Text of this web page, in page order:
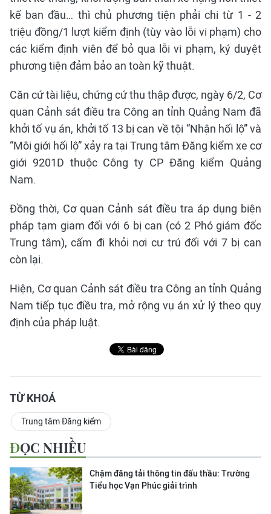
kế ban đầu… thì chủ phương tiện phải chi từ 1 - 2
triệu đồng/1 lượt kiểm định (tùy vào lỗi vi phạm) cho
các kiểm định viên để bỏ qua lỗi vi phạm, ký duyệt
phương tiện đảm bảo an toàn kỹ thuật.
Căn cứ tài liệu, chứng cứ thu thập được, ngày 6/2, Cơ
quan Cảnh sát điều tra Công an tỉnh Quảng Nam đã
khởi tố vụ án, khởi tố 13 bị can về tội “Nhận hối lộ” và
“Môi giới hối lộ” xảy ra tại Trung tâm Đăng kiểm xe cơ
giới 9201D thuộc Công ty CP Đăng kiểm Quảng
Nam.
Đồng thời, Cơ quan Cảnh sát điều tra áp dụng biện
pháp tạm giam đối với 6 bị can (có 2 Phó giám đốc
Trung tâm), cấm đi khỏi nơi cư trú đối với 7 bị can
còn lại.
Hiện, Cơ quan Cảnh sát điều tra Công an tỉnh Quảng
Nam tiếp tục điều tra, mở rộng vụ án xử lý theo quy
định của pháp luật.
TỪ KHOÁ
Trung tâm Đăng kiểm
ĐỌC NHIỀU
Chậm đăng tải thông tin đấu thầu: Trường
Tiểu học Vạn Phúc giải trình